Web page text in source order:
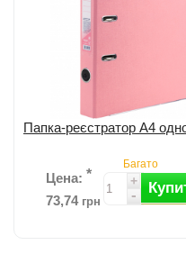
Папка-реєстратор А4
Цена: *
73,74 грн
Багато
+
-